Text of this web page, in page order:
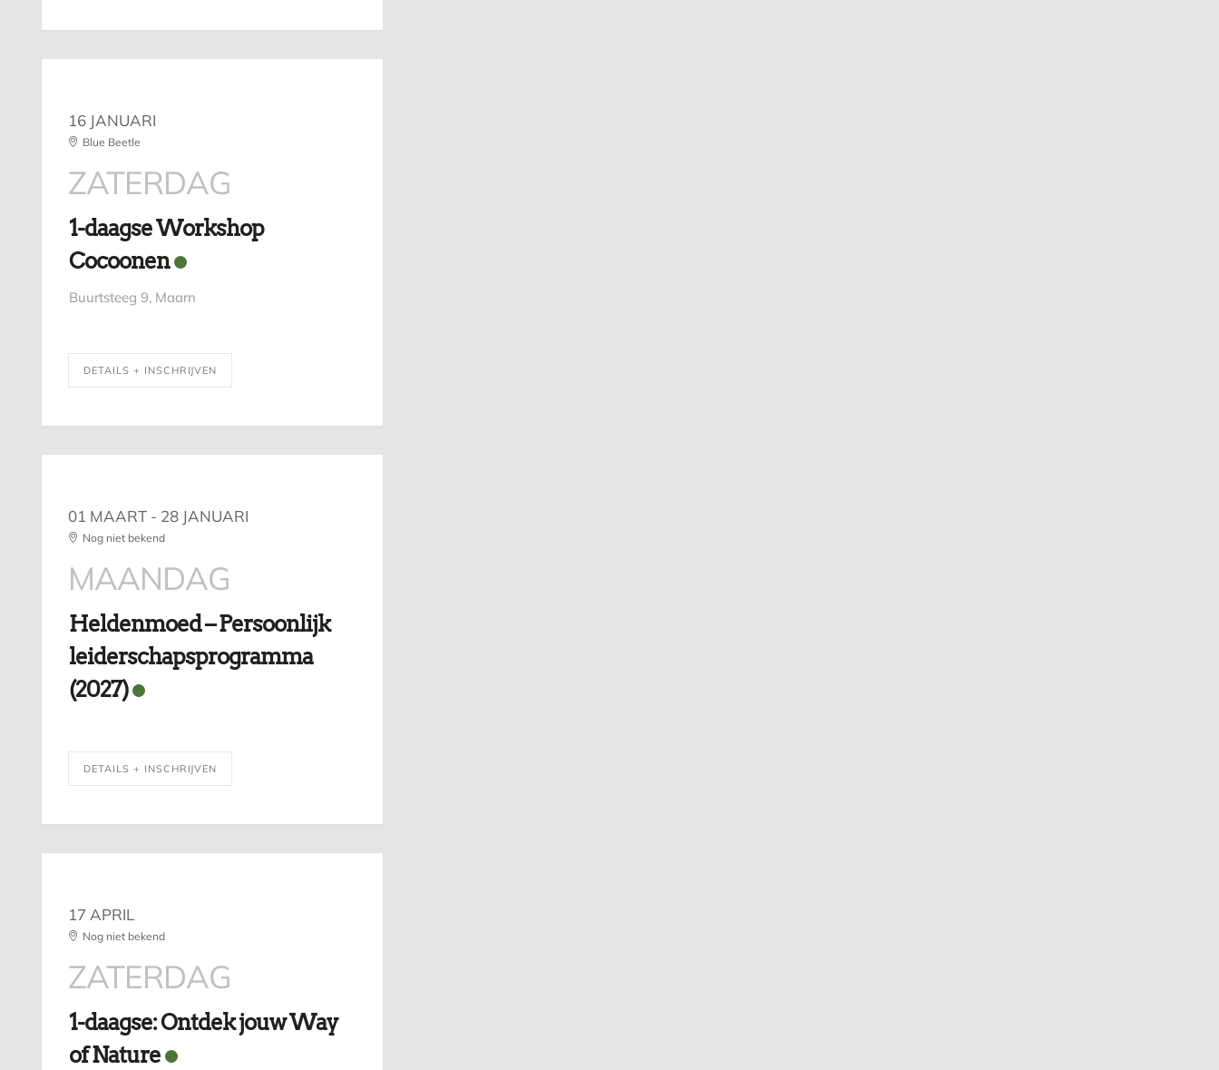
16 JANUARI
Blue Beetle
ZATERDAG
1-daagse Workshop
Cocoonen
Buurtsteeg 9, Maarn
DETAILS + INSCHRIJVEN
01 MAART - 28 JANUARI
Nog niet bekend
MAANDAG
Heldenmoed – Persoonlijk
leiderschapsprogramma
(2027)
DETAILS + INSCHRIJVEN
17 APRIL
Nog niet bekend
ZATERDAG
1-daagse: Ontdek jouw Way
of Nature